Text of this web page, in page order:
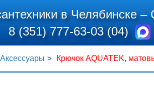
в Челябинске –
8 (351) 777-63-03 (04)
Аксессуары Крючок AQUATEK,